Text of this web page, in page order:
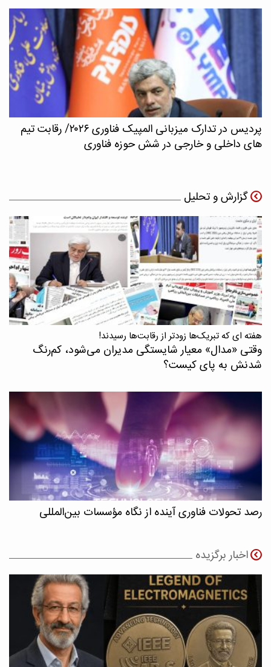
پردیس در تدارک میزبانی المپیک فناوری ۲۰۲۶/ رقابت تیم
های داخلی و خارجی در شش حوزه فناوری
گزارش و تحلیل
هفته ای که تبریک‌ها زودتر از رقابت‌ها رسیدند!
وقتی «مدال‌» معیار شایستگی مدیران می‌شود، کم‌رنگ
شدنش به پای کیست؟
رصد تحولات فناوری آینده از نگاه مؤسسات بین‌المللی
اخبار برگزیده